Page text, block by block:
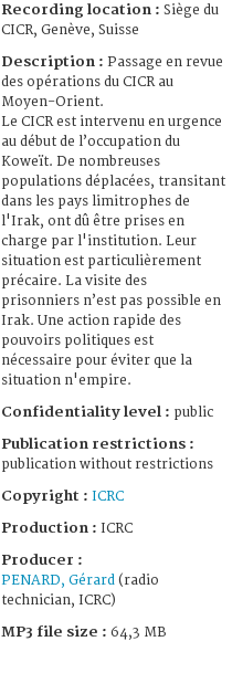
Recording location : Siège du
CICR, Genève, Suisse
Description : Passage en revue
des opérations du CICR au
Moyen-Orient.
Le CICR est intervenu en urgence
au début de l’occupation du
Koweït. De nombreuses
populations déplacées, transitant
dans les pays limitrophes de
l'Irak, ont dû être prises en
charge par l'institution. Leur
situation est particulièrement
précaire. La visite des
prisonniers n’est pas possible en
Irak. Une action rapide des
pouvoirs politiques est
nécessaire pour éviter que la
situation n'empire.
Confidentiality level : public
Publication restrictions :
publication without restrictions
Copyright : ICRC
Production : ICRC
Producer :
PENARD, Gérard (radio
technician, ICRC)
MP3 file size : 64,3 MB